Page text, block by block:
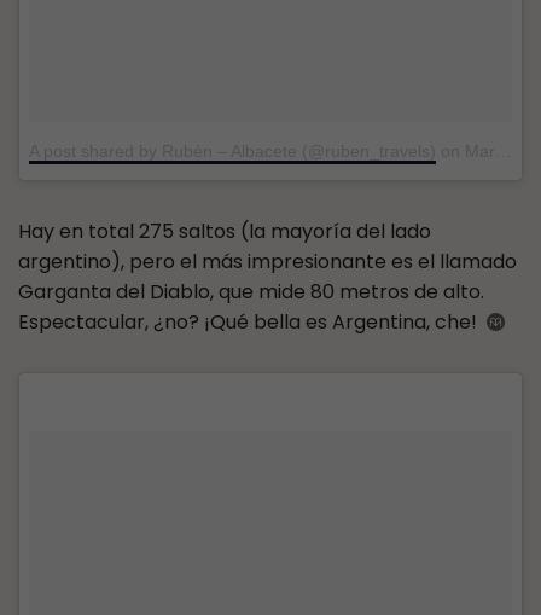
Hay en total 275 saltos (la mayoría del lado
argentino), pero el más impresionante es el llamado
Garganta del Diablo, que mide 80 metros de alto.
Espectacular, ¿no? ¡Qué bella es Argentina, che!